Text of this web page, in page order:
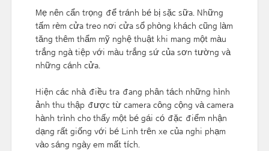
Mẹ nên cẩn trọng để tránh bé bị sặc sữa. Những
tấm rèm cửa treo nơi cửa sổ phòng khách cũng làm
tăng thêm thẩm mỹ nghệ thuật khi mang một màu
trắng ngà tiệp với màu trắng sứ của sơn tường và
những cánh cửa.
Hiện các nhà điều tra đang phân tách những hình
ảnh thu thập được từ camera công cộng và camera
hành trình cho thấy một bé gái có đặc điểm nhận
dạng rất giống với bé Linh trên xe của nghi phạm
vào sáng ngày em mất tích.